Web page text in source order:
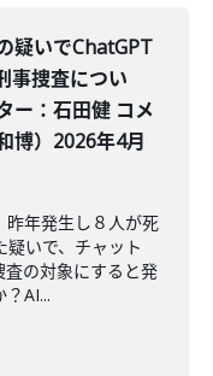
疑いでChatGPT
事捜査につい
ー：石田健 コメ
博）2026年4月
昨年発生し８人が死
いで、チャット
の対象にすると発
AI...